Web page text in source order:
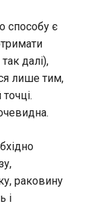
способу є
далі),
лише тим,
раковину
і